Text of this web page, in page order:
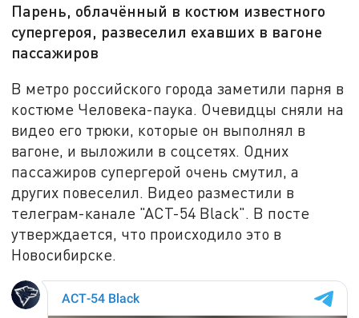
Парень, облачённый в костюм известного
супергероя, развеселил ехавших в вагоне
пассажиров
В метро российского города заметили парня в
костюме Человека-паука. Очевидцы сняли на
видео его трюки, которые он выполнял в
вагоне, и выложили в соцсетях. Одних
пассажиров супергерой очень смутил, а
других повеселил. Видео разместили в
телеграм-канале "АСТ-54 Black". В посте
утверждается, что происходило это в
Новосибирске.